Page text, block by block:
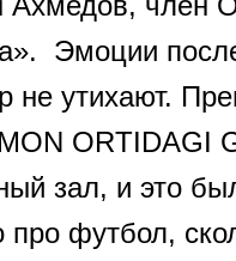
Эмоции
не утихают.
ORTIDAGI
зал, и это
про футбол,